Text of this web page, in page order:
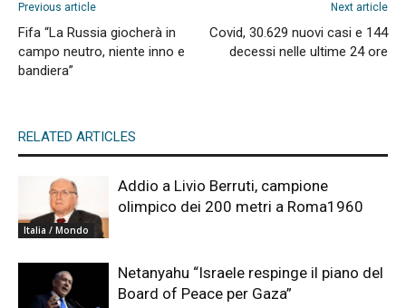
Previous article
Fifa “La Russia giocherà in
campo neutro, niente inno e
bandiera”
Next article
Covid, 30.629 nuovi casi e 144
decessi nelle ultime 24 ore
RELATED ARTICLES
Italia / Mondo
Addio a Livio Berruti, campione
olimpico dei 200 metri a Roma1960
Netanyahu “Israele respinge il piano del
Board of Peace per Gaza”